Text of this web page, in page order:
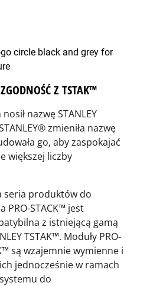
Z TSTAK™
nazwę STANLEY
zmieniła nazwę
go, aby zaspokajać
większej liczby
seria produktów do
PRO-STACK™ jest
z istniejącą gamą
TSTAK™. Moduły PRO-
są wzajemnie wymienne i
jednocześnie w ramach
do